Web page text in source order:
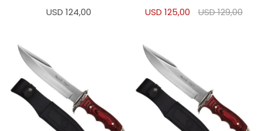
USD 124,00 USD 125,00 USD129,00